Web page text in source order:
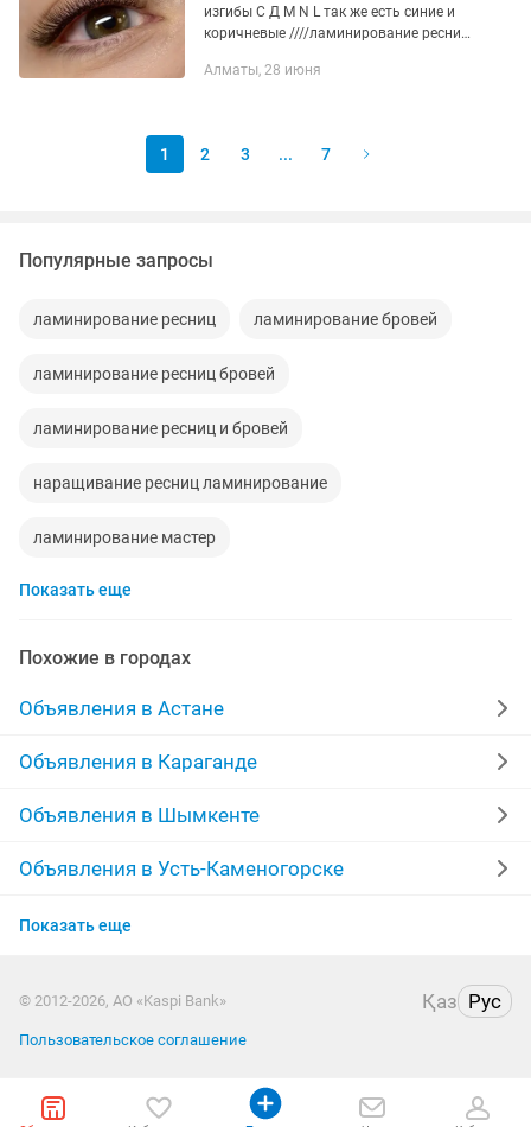
изгибы С Д М N L так же есть синие и
коричневые ////ламинирование ресниц
Алматы, 28 июня
1 2 3 ... 7
Популярные запросы
ламинирование ресниц ламинирование бровей
ламинирование ресниц бровей
ламинирование ресниц и бровей
наращивание ресниц ламинирование
ламинирование мастер
коррекция бровей ламинирование
коррекция ламинирование
окрашивание ламинирование бровей
нарашивание ресниц ламинирование
ламинирование окрашивание коррекция
акция ламинирование ресниц
Показать еще
Похожие в городах
Объявления в Астане
Объявления в Караганде
Объявления в Шымкенте
Объявления в Усть-Каменогорске
Объявления в Костанае
Объявления в Павлодаре
Показать еще
© 2012-2026, АО «Kaspi Bank» Қаз Рус
Пользовательское соглашение